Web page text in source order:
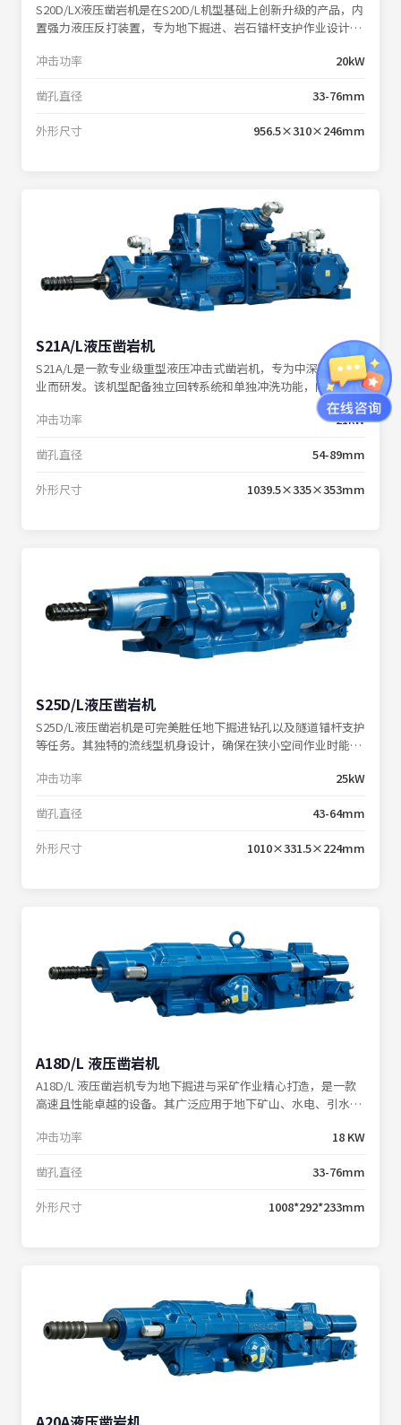
S20D/LX液压凿岩机是在S20D/L机型基础上创新升级的产品，内
置强力液压反打装置，专为地下掘进、岩石锚杆支护作业设计，
冲击功率
20kW
凿孔直径 33-76mm
外形尺寸 956.5×310×246mm
S21A/L液压凿岩机
S21A/L是一款专业级重型液压冲击式凿岩机，专为中深孔钻探作
业而研发。该机型配备独立回转系统和单独冲洗功能，内置缓冲
冲击功率
21kW
凿孔直径 54-89mm
外形尺寸 1039.5×335×353mm
S25D/L液压凿岩机
S25D/L液压凿岩机是可完美胜任地下掘进钻孔以及隧道锚杆支护
等任务。其独特的流线型机身设计，确保在狭小空间作业时能够
冲击功率
25kW
凿孔直径 43-64mm
外形尺寸 1010×331.5×224mm
A18D/L 液压凿岩机
A18D/L 液压凿岩机专为地下掘进与采矿作业精心打造，是一款
高速且性能卓越的设备。其广泛应用于地下矿山、水电、引水、
配套，并且提供 T38/T45 钎尾的灵活选配方案。
冲击功率 18 KW
凿孔直径 33-76mm
外形尺寸 1008*292*233mm